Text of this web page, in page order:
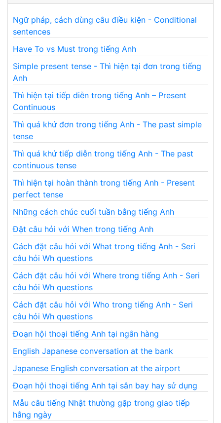
Ngữ pháp, cách dùng câu điều kiện - Conditional
sentences
Have To vs Must trong tiếng Anh
Simple present tense - Thì hiện tại đơn trong tiếng
Anh
Thì hiện tại tiếp diễn trong tiếng Anh – Present
Continuous
Thì quá khứ đơn trong tiếng Anh - The past simple
tense
Thì quá khứ tiếp diễn trong tiếng Anh - The past
continuous tense
Thì hiện tại hoàn thành trong tiếng Anh - Present
perfect tense
Những cách chúc cuối tuần bằng tiếng Anh
Đặt câu hỏi với When trong tiếng Anh
Cách đặt câu hỏi với What trong tiếng Anh - Seri
câu hỏi Wh questions
Cách đặt câu hỏi với Where trong tiếng Anh - Seri
câu hỏi Wh questions
Cách đặt câu hỏi với Who trong tiếng Anh - Seri
câu hỏi Wh questions
Đoạn hội thoại tiếng Anh tại ngân hàng
English Japanese conversation at the bank
Japanese English conversation at the airport
Đoạn hội thoại tiếng Anh tại sân bay hay sử dụng
Mẫu câu tiếng Nhật thường gặp trong giao tiếp
hằng ngày